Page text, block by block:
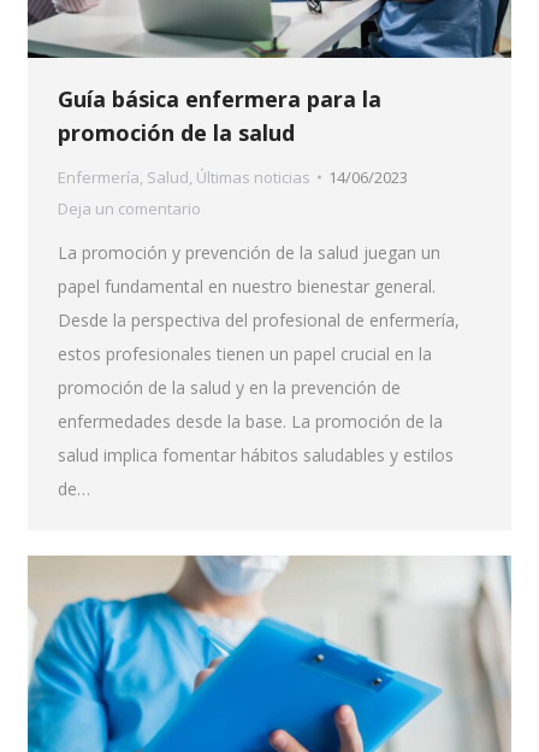
Guía básica enfermera para la
promoción de la salud
Enfermería, Salud, Últimas noticias
14/06/2023
Deja un comentario
La promoción y prevención de la salud juegan un
papel fundamental en nuestro bienestar general.
Desde la perspectiva del profesional de enfermería,
estos profesionales tienen un papel crucial en la
promoción de la salud y en la prevención de
enfermedades desde la base. La promoción de la
salud implica fomentar hábitos saludables y estilos
de…